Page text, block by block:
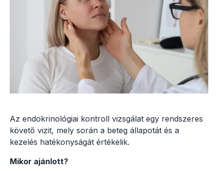
Az endokrinológiai kontroll vizsgálat egy rendszeres
követő vizit, mely során a beteg állapotát és a
kezelés hatékonyságát értékelik.
Mikor ajánlott?